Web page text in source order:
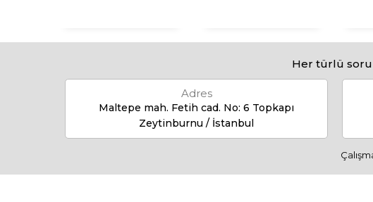
Her türlü
Adres
Maltepe mah. Fetih cad. No: 6 Topkapı
Zeytinburnu / İstanbul